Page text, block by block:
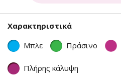
Χαρακτηριστικά
Μπλε Πράσινο
Πλήρης κάλυψη